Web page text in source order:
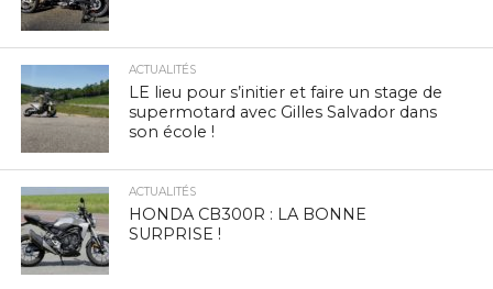
ACTUALITÉS
LE lieu pour s’initier et faire un stage de
supermotard avec Gilles Salvador dans
son école !
ACTUALITÉS
HONDA CB300R : LA BONNE
SURPRISE !